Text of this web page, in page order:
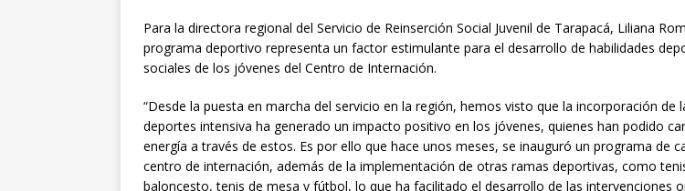
Para la directora regional del Servicio de Reinserción Social Juvenil de Tarapacá, Liliana
programa deportivo representa un factor estimulante para el desarrollo de habilidades
sociales de los jóvenes del Centro de Internación.
“Desde la puesta en marcha del servicio en la región, hemos visto que la incorporación de
deportes intensiva ha generado un impacto positivo en los jóvenes, quienes han podido
energía a través de estos. Es por ello que hace unos meses, se inauguró un programa de
centro de internación, además de la implementación de otras ramas deportivas, como
baloncesto, tenis de mesa y fútbol, lo que ha facilitado el desarrollo de las intervenciones